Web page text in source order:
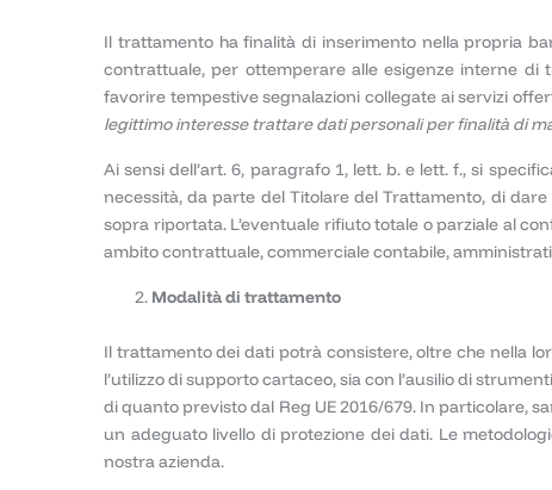
Il trattamento ha finalità di inserimento nella propria
contrattuale, per ottemperare alle esigenze interne di
favorire tempestive segnalazioni collegate ai servizi
legittimo interesse trattare dati personali per finalità di
Ai sensi dell’art. 6, paragrafo 1, lett. b. e lett. f., si
necessità, da parte del Titolare del Trattamento, di
sopra riportata. L’eventuale rifiuto totale o parziale al
ambito contrattuale, commerciale contabile,
Modalità di trattamento
Il trattamento dei dati potrà consistere, oltre che nella
l’utilizzo di supporto cartaceo, sia con l’ausilio di
di quanto previsto dal Reg UE 2016/679. In particolare,
un adeguato livello di protezione dei dati. Le
nostra azienda.